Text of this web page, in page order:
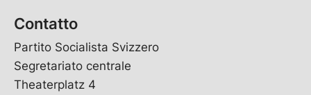
Contatto
Partito Socialista Svizzero
Segretariato centrale
Theaterplatz 4